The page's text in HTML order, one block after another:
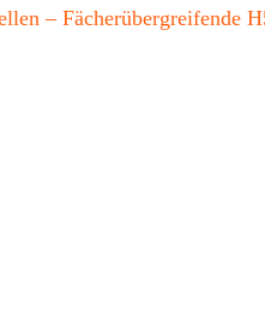
– Fächerübergreifende